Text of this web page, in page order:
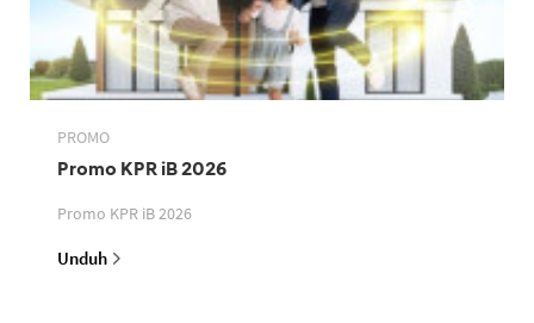
PROMO
Promo KPR iB 2026
Promo KPR iB 2026
Unduh